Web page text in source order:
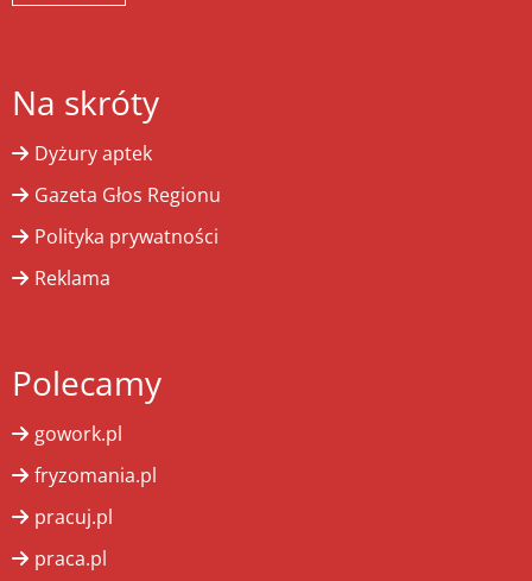
Na skróty
Dyżury aptek
Gazeta Głos Regionu
Polityka prywatności
Reklama
Polecamy
gowork.pl
fryzomania.pl
pracuj.pl
praca.pl